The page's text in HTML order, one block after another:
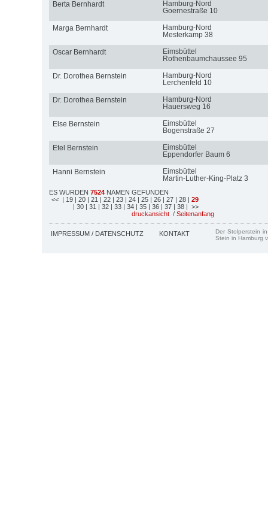
Berta Bernhardt
Hamburg-Nord
Goernestraße 10
Marga Bernhardt
Hamburg-Nord
Mesterkamp 38
Oscar Bernhardt
Eimsbüttel
Rothenbaumchaussee 95
Dr. Dorothea Bernstein
Hamburg-Nord
Lerchenfeld 10
Dr. Dorothea Bernstein
Hamburg-Nord
Hauersweg 16
Else Bernstein
Eimsbüttel
Bogenstraße 27
Etel Bernstein
Eimsbüttel
Eppendorfer Baum 6
Hanni Bernstein
Eimsbüttel
Martin-Luther-King-Platz 3
ES WURDEN 7524 NAMEN GEFUNDEN
<< | 19 | 20 | 21 | 22 | 23 | 24 | 25 | 26 | 27 | 28 | 29
| 30 | 31 | 32 | 33 | 34 | 35 | 36 | 37 | 38 | >>
druckansicht / Seitenanfang
IMPRESSUM / DATENSCHUTZ KONTAKT
Der Stolperstein
Stein in Hamburg